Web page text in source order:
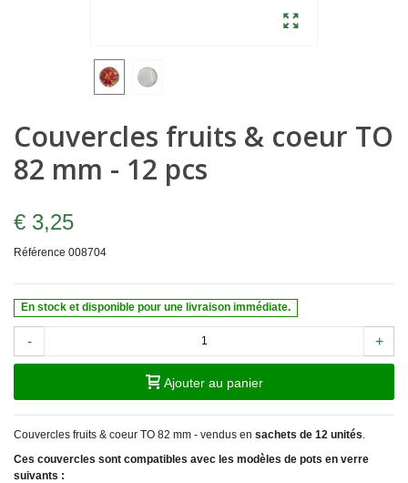
Couvercles fruits & coeur TO
82 mm - 12 pcs
€ 3,25
Référence 008704
En stock et disponible pour une livraison immédiate.
- +
Ajouter au panier
Couvercles fruits & coeur TO 82 mm - vendus en sachets de 12 unités
Ces couvercles sont compatibles avec les modèles de pots en verre
suivants :